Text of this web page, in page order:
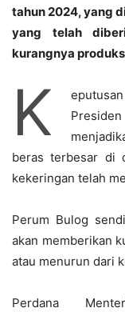
tahun 2024, yang
yang telah
kurangnya
K
beras terbesar di
kekeringan telah
Perum Bulog
akan memberikan
atau menurun dari
Perdana